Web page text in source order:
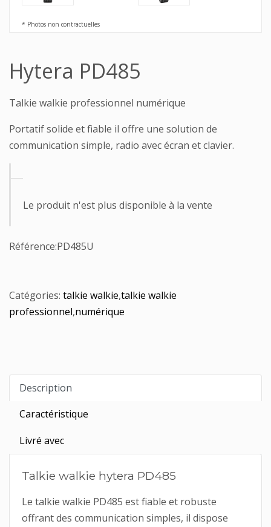
* Photos non contractuelles
Hytera PD485
Talkie walkie professionnel numérique
Portatif solide et fiable il offre une solution de
communication simple, radio avec écran et clavier.
Le produit n'est plus disponible à la vente
Référence:PD485U
Catégories: talkie walkie,talkie walkie
professionnel,numérique
Description
Caractéristique
Livré avec
Talkie walkie hytera PD485
Le talkie walkie PD485 est fiable et robuste
offrant des communication simples, il dispose